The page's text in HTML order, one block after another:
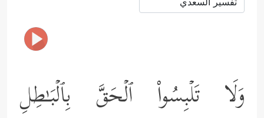
وَلَا تَلۡبِسُواْ ٱلۡحَقَّ بِٱلۡبَـٰطِلِ